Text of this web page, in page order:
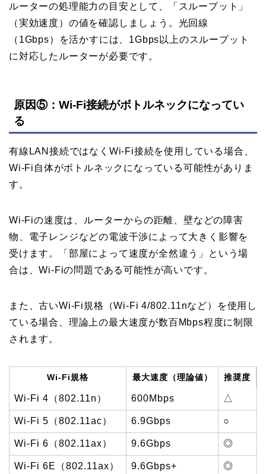
ルーターの処理能力の目安として、「スループット」
（実効速度）の値を確認しましょう。光回線
（1Gbps）を活かすには、1Gbps以上のスループット
に対応したルーターが必要です。
原因⑤：Wi-Fi接続がボトルネックになってい
る
有線LAN接続ではなくWi-Fi接続を使用している場合、
Wi-Fi自体がボトルネックになっている可能性がありま
す。
Wi-Fiの速度は、ルーターからの距離、壁などの障害
物、電子レンジなどの電波干渉によって大きく影響を
受けます。「部屋によって速度が全然違う」という場
合は、Wi-Fiの問題である可能性が高いです。
また、古いWi-Fi規格（Wi-Fi 4/802.11nなど）を使用し
ている場合、理論上の最大速度が数百Mbps程度に制限
されます。
Wi-Fi規格 最大速度（理論値） 推奨度
Wi-Fi 4（802.11n） 600Mbps △
Wi-Fi 5（802.11ac） 6.9Gbps ○
Wi-Fi 6（802.11ax） 9.6Gbps ◎
Wi-Fi 6E（802.11ax） 9.6Gbps+ ◎